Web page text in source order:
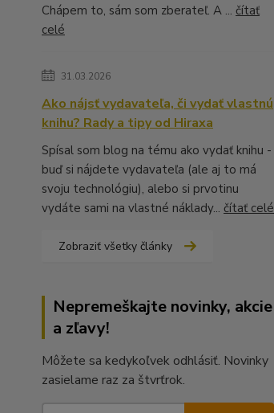
Chápem to, sám som zberateľ. A ... čítať
celé
31.03.2026
Ako nájsť vydavateľa, či vydať vlastnú
knihu? Rady a tipy od Hiraxa
Spísal som blog na tému ako vydať knihu -
buď si nájdete vydavateľa (ale aj to má
svoju technológiu), alebo si prvotinu
vydáte sami na vlastné náklady... čítať celé
Zobraziť všetky články
Nepremeškajte novinky, akcie
a zľavy!
Môžete sa kedykoľvek odhlásiť. Novinky
zasielame raz za štvrťrok.